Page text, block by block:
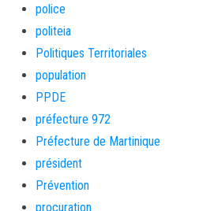
police
politeia
Politiques Territoriales
population
PPDE
préfecture 972
Préfecture de Martinique
président
Prévention
procuration